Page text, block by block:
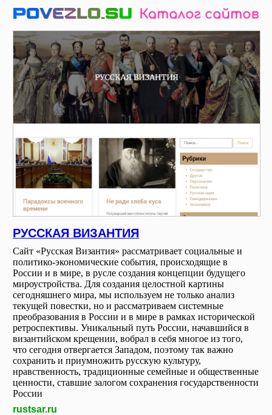
РУССКАЯ ВИЗАНТИЯ
Сайт «Русская Византия» рассматривает социальные и
политико-экономические события, происходящие в
России и в мире, в русле создания концепции будущего
мироустройства. Для создания целостной картины
сегодняшнего мира, мы используем не только анализ
текущей повестки, но и рассматриваем системные
преобразования в России и в мире в рамках исторической
ретроспективы. Уникальный путь России, начавшийся в
византийском крещении, вобрал в себя многое из того,
что сегодня отвергается Западом, поэтому так важно
сохранить и приумножить русскую культуру,
нравственность, традиционные семейные и общественные
ценности, ставшие залогом сохранения государственности
России
rustsar.ru